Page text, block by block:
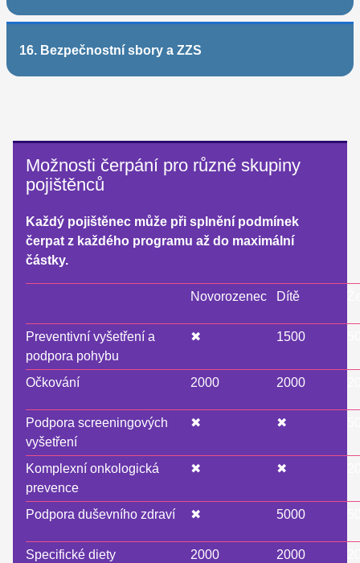
16. Bezpečnostní sbory a ZZS
Možnosti čerpání pro různé skupiny
pojištěnců
Každý pojištěnec může při splnění podmínek
čerpat z každého programu až do maximální
částky.
Novorozenec Dítě
Preventivní vyšetření a
podpora pohybu
✖ 1500
Očkování 2000 2000
Podpora screeningových
vyšetření
✖ ✖
Komplexní onkologická
prevence
✖ ✖
Podpora duševního zdraví ✖ 5000
Specifické diety 2000 2000